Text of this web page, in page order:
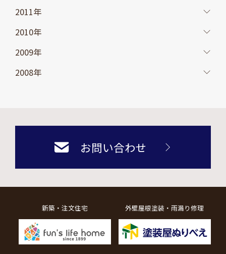
2011年
2010年
2009年
2008年
お問い合わせ
新築・注文住宅 外壁屋根塗装・雨漏り修理